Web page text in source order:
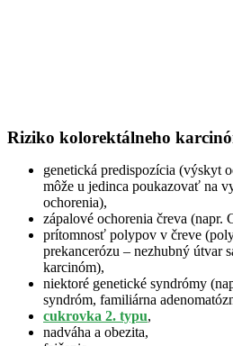
Riziko kolorektálneho
genetická predispozícia (výskyt
môže u jedinca poukazovať na
ochorenia),
zápalové ochorenia čreva (napr.
prítomnosť polypov v čreve
prekancerózu – nezhubný útvar
karcinóm),
niektoré genetické syndrómy
syndróm, familiárna
cukrovka 2. typu,
nadváha a obezita,